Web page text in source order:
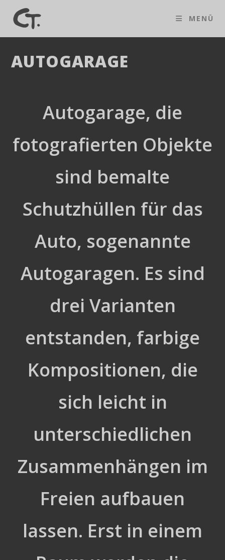
Inhalt
springen
MENÜ
AUTOGARAGE
Autogarage, die
fotografierten Objekte
sind bemalte
Schutzhüllen für das
Auto, sogenannte
Autogaragen. Es sind
drei Varianten
entstanden, farbige
Kompositionen, die
sich leicht in
unterschiedlichen
Zusammenhängen im
Freien aufbauen
lassen. Erst in einem